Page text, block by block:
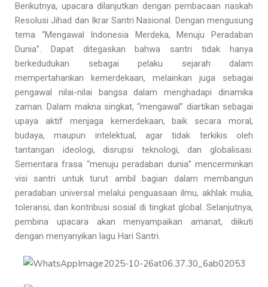
Berikutnya, upacara dilanjutkan dengan pembacaan naskah
Resolusi Jihad dan Ikrar Santri Nasional. Dengan mengusung
tema “Mengawal Indonesia Merdeka, Menuju Peradaban
Dunia”. Dapat ditegaskan bahwa santri tidak hanya
berkedudukan sebagai pelaku sejarah dalam
mempertahankan kemerdekaan, melainkan juga sebagai
pengawal nilai-nilai bangsa dalam menghadapi dinamika
zaman. Dalam makna singkat, “mengawal” diartikan sebagai
upaya aktif menjaga kemerdekaan, baik secara moral,
budaya, maupun intelektual, agar tidak terkikis oleh
tantangan ideologi, disrupsi teknologi, dan globalisasi.
Sementara frasa “menuju peradaban dunia” mencerminkan
visi santri untuk turut ambil bagian dalam membangun
peradaban universal melalui penguasaan ilmu, akhlak mulia,
toleransi, dan kontribusi sosial di tingkat global. Selanjutnya,
pembina upacara akan menyampaikan amanat, diikuti
dengan menyanyikan lagu Hari Santri.